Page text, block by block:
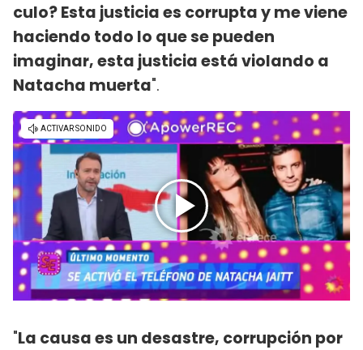
culo? Esta justicia es corrupta y me viene
haciendo todo lo que se pueden
imaginar, esta justicia está violando a
Natacha muerta".
"La causa es un desastre, corrupción por